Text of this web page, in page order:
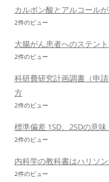
カルボン酸とアルコール
2件のビュー
大腸がん患者へのステン
2件のビュー
科研費研究計画調書（申
方
2件のビュー
標準偏差 1SD、2SDの意味
2件のビュー
内科学の教科書はハリソ
2件のビュー